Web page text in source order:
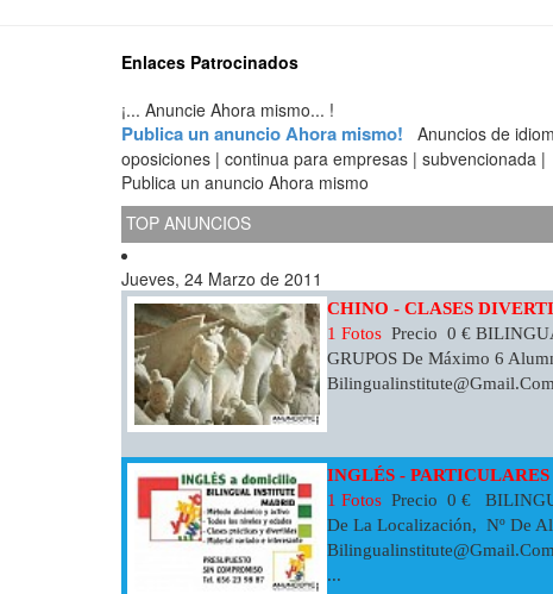
Enlaces Patrocinados
¡... Anuncie Ahora mismo... !
Publica un anuncio Ahora mismo! Anuncios de
oposiciones | continua para empresas | subvencionada |
Publica un anuncio Ahora mismo
TOP ANUNCIOS
Jueves, 24 Marzo de 2011
CHINO - CLASES
1 Fotos Precio 0 €
GRUPOS De Máximo 6
Bilingualinstitute@gmail.com
INGLÉS -
1 Fotos Precio 0 €
De La Localización, Nº De
Bilingualinstitute@gmail.com
...